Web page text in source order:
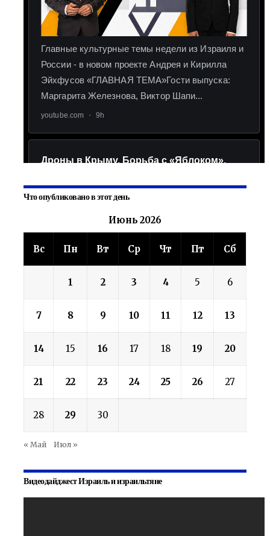
Что опубликовано в этот день
Июнь 2026
Вс Пн Вт Ср Чт Пт Сб
1 2 3 4 5 6
7 8 9 10 11 12 13
14 15 16 17 18 19 20
21 22 23 24 25 26 27
28 29 30
« Май Июл »
Видеодайджест Израиль и израильтяне